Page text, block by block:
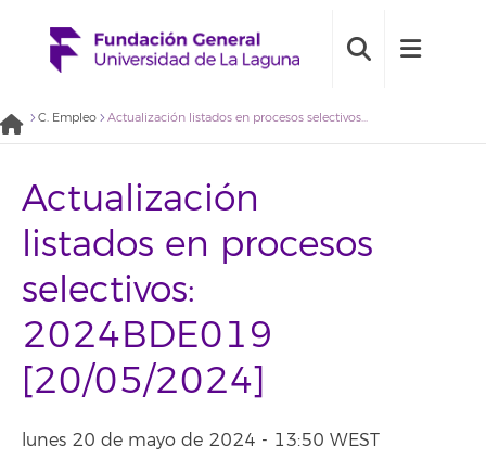
C. Empleo Actualización listados en procesos selectivos: 2024BDE019 [20/05/2024]
Actualización
listados en procesos
selectivos:
2024BDE019
[20/05/2024]
lunes 20 de mayo de 2024 - 13:50 WEST